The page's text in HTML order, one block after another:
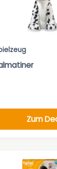
Zum